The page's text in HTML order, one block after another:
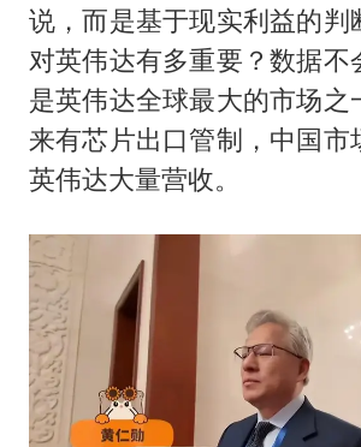
说，而是基于现实利益的判
对英伟达有多重要？数据不
是英伟达全球最大的市场之
来有芯片出口管制，中国市
英伟达大量营收。